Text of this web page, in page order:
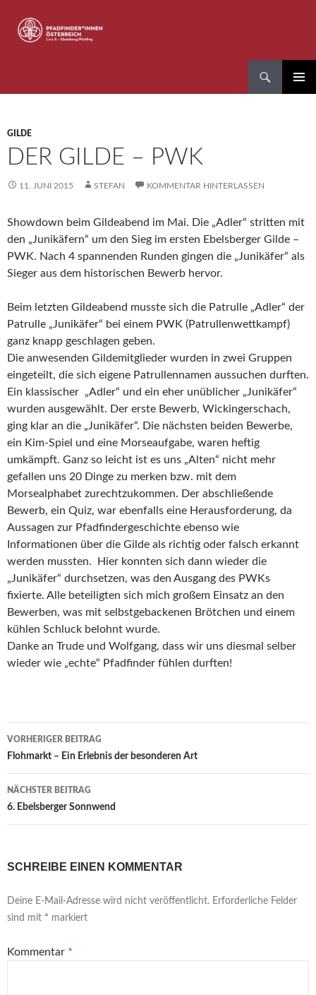
Inhalt
springen
GILDE
DER GILDE – PWK
11. JUNI 2015 STEFAN KOMMENTAR HINTERLASSEN
Showdown beim Gildeabend im Mai. Die „Adler“ stritten mit
den „Junikäfern“ um den Sieg im ersten Ebelsberger Gilde –
PWK. Nach 4 spannenden Runden gingen die „Junikäfer“ als
Sieger aus dem historischen Bewerb hervor.
Beim letzten Gildeabend musste sich die Patrulle „Adler“ der
Patrulle „Junikäfer“ bei einem PWK (Patrullenwettkampf)
ganz knapp geschlagen geben.
Die anwesenden Gildemitglieder wurden in zwei Gruppen
eingeteilt, die sich eigene Patrullennamen aussuchen durften.
Ein klassischer „Adler“ und ein eher unüblicher „Junikäfer“
wurden ausgewählt. Der erste Bewerb, Wickingerschach,
ging klar an die „Junikäfer“. Die nächsten beiden Bewerbe,
ein Kim-Spiel und eine Morseaufgabe, waren heftig
umkämpft. Ganz so leicht ist es uns „Alten“ nicht mehr
gefallen uns 20 Dinge zu merken bzw. mit dem
Morsealphabet zurechtzukommen. Der abschließende
Bewerb, ein Quiz, war ebenfalls eine Herausforderung, da
Aussagen zur Pfadfindergeschichte ebenso wie
Informationen über die Gilde als richtig oder falsch erkannt
werden mussten. Hier konnten sich dann wieder die
„Junikäfer“ durchsetzen, was den Ausgang des PWKs
fixierte. Alle beteiligten sich mich großem Einsatz an den
Bewerben, was mit selbstgebackenen Brötchen und einem
kühlen Schluck belohnt wurde.
Danke an Trude und Wolfgang, dass wir uns diesmal selber
wieder wie „echte“ Pfadfinder fühlen durften!
Beitragsnavigation
VORHERIGER BEITRAG
Flohmarkt – Ein Erlebnis der besonderen Art
NÄCHSTER BEITRAG
6. Ebelsberger Sonnwend
SCHREIBE EINEN KOMMENTAR
Deine E-Mail-Adresse wird nicht veröffentlicht. Erforderliche Felder
sind mit * markiert
Kommentar *